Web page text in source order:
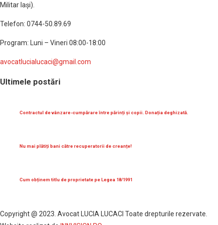
Militar Iaşi).
Telefon: 0744-50.89.69
Program: Luni – Vineri 08:00-18:00
avocatlucialucaci@gmail.com
Ultimele postări
Contractul de vânzare-cumpărare între părinți și copii. Donația deghizată.
Nu mai plătiți bani către recuperatorii de creanțe!
Cum obținem titlu de proprietate pe Legea 18/1991
Copyright @ 2023. Avocat LUCIA LUCACI Toate drepturile rezervate.